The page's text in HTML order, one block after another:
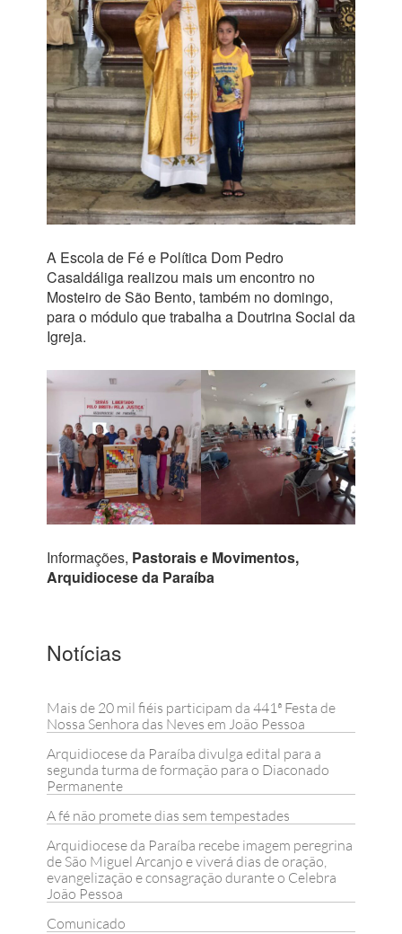
A Escola de Fé e Política Dom Pedro
Casaldáliga realizou mais um encontro no
Mosteiro de São Bento, também no domingo,
para o módulo que trabalha a Doutrina Social da
Igreja.
Informações, Pastorais e Movimentos,
Arquidiocese da Paraíba
Notícias
Mais de 20 mil fiéis participam da 441ª Festa de
Nossa Senhora das Neves em João Pessoa
Arquidiocese da Paraíba divulga edital para a
segunda turma de formação para o Diaconado
Permanente
A fé não promete dias sem tempestades
Arquidiocese da Paraíba recebe imagem peregrina
de São Miguel Arcanjo e viverá dias de oração,
evangelização e consagração durante o Celebra
João Pessoa
Comunicado